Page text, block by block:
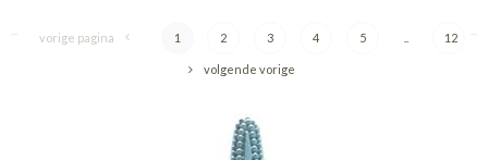
vorige pagina 1 2 3 4 5 12
volgende vorige